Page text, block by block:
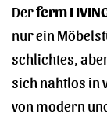
Derferm
nur ein
schlichtes,
sich nahtlos in
von modern